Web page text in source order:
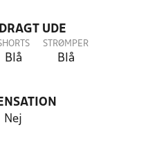
UDE
Blå
STRØMPER
Blå
Nej